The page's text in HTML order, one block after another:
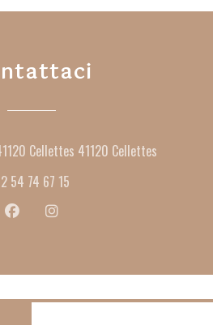
Cellettes 41120 Cellettes((apre una
54 74 67 15
Facebook ((apre una nuova finestra))
Instagram ((apre una nuova